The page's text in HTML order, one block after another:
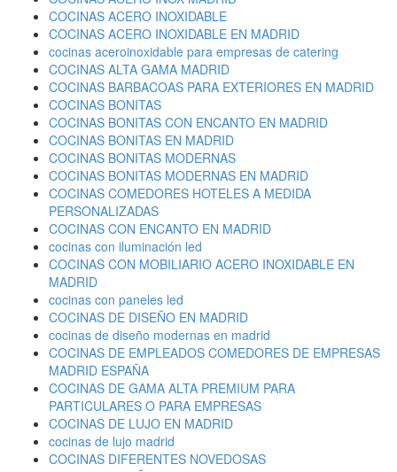
COCINAS ACERO INOXIDABLE
COCINAS ACERO INOXIDABLE EN MADRID
cocinas aceroinoxidable para empresas de catering
COCINAS ALTA GAMA MADRID
COCINAS BARBACOAS PARA EXTERIORES EN MADRID
COCINAS BONITAS
COCINAS BONITAS CON ENCANTO EN MADRID
COCINAS BONITAS EN MADRID
COCINAS BONITAS MODERNAS
COCINAS BONITAS MODERNAS EN MADRID
COCINAS COMEDORES HOTELES A MEDIDA
PERSONALIZADAS
COCINAS CON ENCANTO EN MADRID
cocinas con iluminación led
COCINAS CON MOBILIARIO ACERO INOXIDABLE EN
MADRID
cocinas con paneles led
COCINAS DE DISEÑO EN MADRID
cocinas de diseño modernas en madrid
COCINAS DE EMPLEADOS COMEDORES DE EMPRESAS
MADRID ESPAÑA
COCINAS DE GAMA ALTA PREMIUM PARA
PARTICULARES O PARA EMPRESAS
COCINAS DE LUJO EN MADRID
cocinas de lujo madrid
COCINAS DIFERENTES NOVEDOSAS